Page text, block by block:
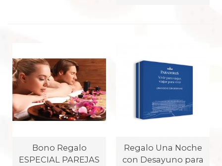
Bono Regalo
ESPECIAL PAREJAS
Regalo Una Noche
con Desayuno para